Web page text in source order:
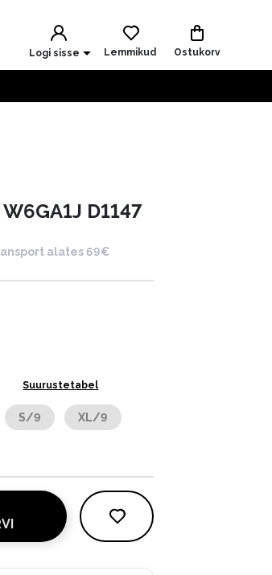
Logi sisse Lemmikud Ostukorv
D1147
alates 69€
Suurustetabel
S/9 XL/9